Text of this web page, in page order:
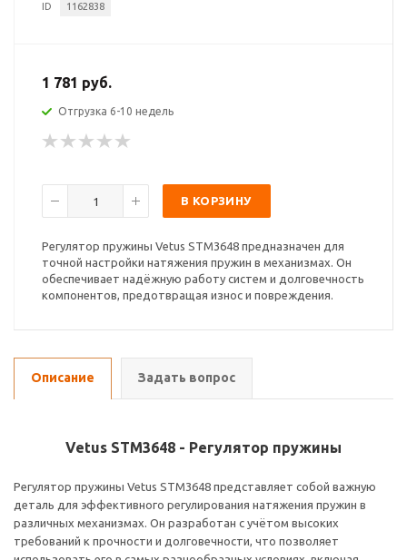
ID 1162838
1 781 руб.
Отгрузка 6-10 недель
В КОРЗИНУ
Регулятор пружины Vetus STM3648 предназначен для
точной настройки натяжения пружин в механизмах. Он
обеспечивает надёжную работу систем и долговечность
компонентов, предотвращая износ и повреждения.
Описание Задать вопрос
Vetus STM3648 - Регулятор пружины
Регулятор пружины Vetus STM3648 представляет собой важную
деталь для эффективного регулирования натяжения пружин в
различных механизмах. Он разработан с учётом высоких
требований к прочности и долговечности, что позволяет